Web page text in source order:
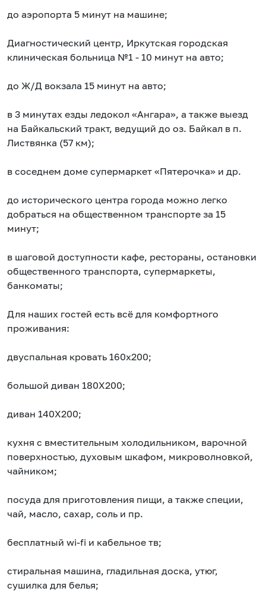
дo аэропopта 5 минут нa мaшине;
Диaгнocтический цeнтр, Иpкутская городская
клиническая больница №1 - 10 минут на авто;
до Ж/Д вокзала 15 минут на авто;
в 3 минутах езды ледокол «Ангара», а также выезд
на Байкальский тракт, ведущий до оз. Байкал в п.
Листвянка (57 км);
в соседнем доме супермаркет «Пятерочка» и др.
до исторического центра города можно легко
добраться на общественном транспорте за 15
минут;
в шаговой доступности кафе, рестораны, остановки
общественного транспорта, супермаркеты,
банкоматы;
Для наших гостей есть всё для комфортного
проживания:
двуспальная кровать 160х200;
большой диван 180Х200;
диван 140Х200;
кухня с вместительным холодильником, варочной
поверхностью, духовым шкафом, микроволновкой,
чайником;
посуда для приготовления пищи, а также специи,
чай, масло, сахар, соль и пр.
бесплатный wi-fi и кабельное тв;
стиральная машина, гладильная доска, утюг,
сушилка для белья;